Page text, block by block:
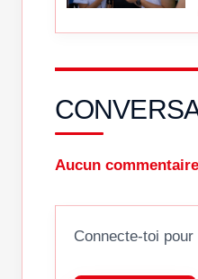
Aucun
Connecte-toi